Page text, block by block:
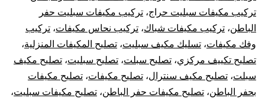
تركيب مكيفات سبليت حراج، تركيب مكيفات سبليت حفر
الباطن، تركيب مكيفات شباك، تركيب نحاس مكيفات، تركيب
وفك مكيفات، تسليك مكيف سبليت، تصليح المكيفات المنزلية،
تصليح تكييف مركزي، تصليح سبلت، تصليح سبليت، تصليح مكيف
سبلت، تصليح مكيف سنترال، تصليح مكيفات، تصليح مكيفات
بحفر الباطن، تصليح مكيفات حفر الباطن، تصليح مكيفات سبليت،